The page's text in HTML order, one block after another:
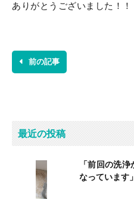
ありがとうございました！！
前の記事
最近の投稿
「前回の洗
なっています」